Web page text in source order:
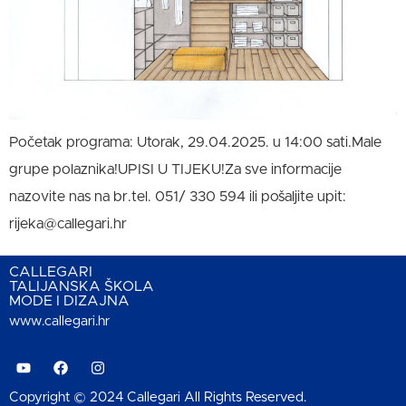
Početak programa: Utorak, 29.04.2025. u 14:00 sati.Male
grupe polaznika!UPISI U TIJEKU!Za sve informacije
nazovite nas na br.tel. 051/ 330 594 ili pošaljite upit:
rijeka@callegari.hr
CALLEGARI
TALIJANSKA ŠKOLA
MODE I DIZAJNA
www.callegari.hr
Copyright © 2024 Callegari All Rights Reserved.